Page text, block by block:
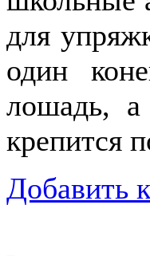
для
один
лошадь, а
крепится
Добавить